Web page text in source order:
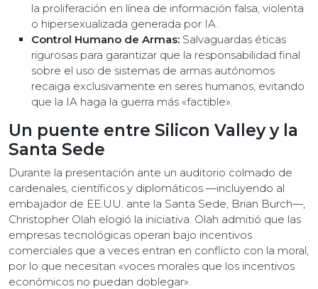
la proliferación en línea de información falsa, violenta
o hipersexualizada generada por IA.
Control Humano de Armas: Salvaguardas éticas
rigurosas para garantizar que la responsabilidad final
sobre el uso de sistemas de armas autónomos
recaiga exclusivamente en seres humanos, evitando
que la IA haga la guerra más «factible».
Un puente entre Silicon Valley y la
Santa Sede
Durante la presentación ante un auditorio colmado de
cardenales, científicos y diplomáticos —incluyendo al
embajador de EE.UU. ante la Santa Sede, Brian Burch—,
Christopher Olah elogió la iniciativa. Olah admitió que las
empresas tecnológicas operan bajo incentivos
comerciales que a veces entran en conflicto con la moral,
por lo que necesitan «voces morales que los incentivos
económicos no puedan doblegar».